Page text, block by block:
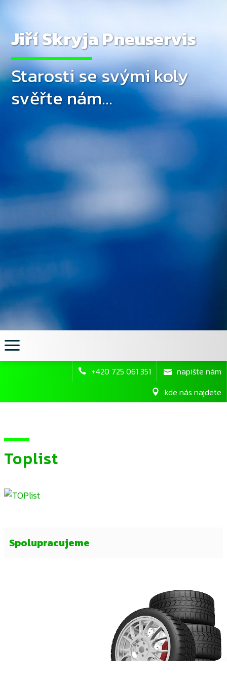
Jiří Skryja Pneuservis
Starosti se svými koly
svěřte nám...
+420 725 061 351
napište nám
kde nás najdete
Toplist
Spolupracujeme